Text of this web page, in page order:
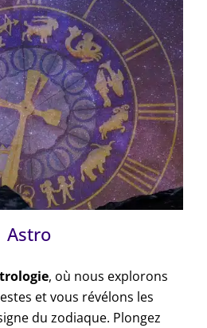
Astro
, où nous explorons
et vous révélons les
du zodiaque. Plongez